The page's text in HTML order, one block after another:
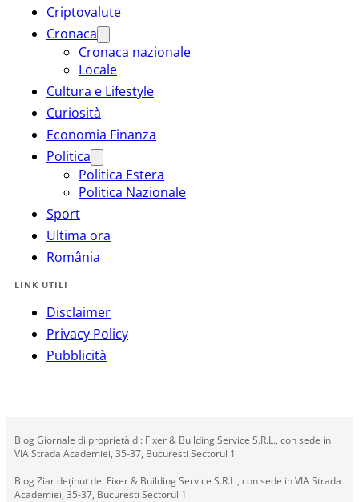
Criptovalute
Cronaca
Cronaca nazionale
Locale
Cultura e Lifestyle
Curiosità
Economia Finanza
Politica
Politica Estera
Politica Nazionale
Sport
Ultima ora
România
LINK UTILI
Disclaimer
Privacy Policy
Pubblicità
Blog Giornale di proprietà di: Fixer & Building Service S.R.L., con sede in
VIA Strada Academiei, 35-37, Bucuresti Sectorul 1
---
Blog Ziar deținut de: Fixer & Building Service S.R.L., con sede in VIA Strada
Academiei, 35-37, Bucuresti Sectorul 1